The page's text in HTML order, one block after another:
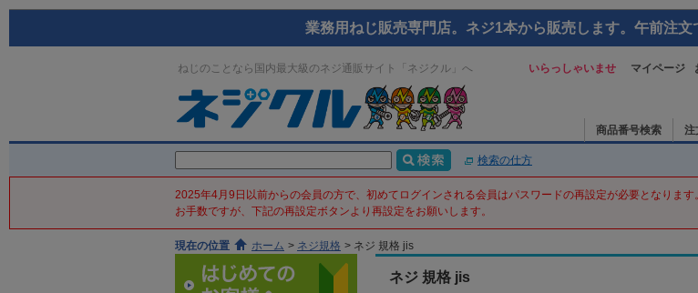
業務用ねじ販売専門店。ネジ1本から販売します。午前注
ねじのことなら国内最大級のネジ通販サイト「ネジクル」へ いらっしゃいませ マイページ
商品番号検索 注
検索の仕方
2025年4月9日以前からの会員の方で、初めてログインされる会員はパスワードの再設定が必要となります。
お手数ですが、下記の再設定ボタンより再設定をお願いします。
現在の位置 ホーム > ネジ規格 > ネジ 規格 jis
ネジ 規格 jis